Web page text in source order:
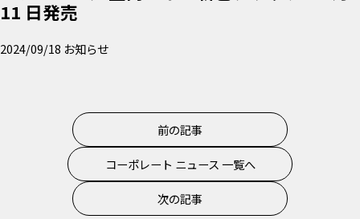
11 日発売
2024/09/18 お知らせ
前の記事
コーポレート ニュース 一覧へ
次の記事